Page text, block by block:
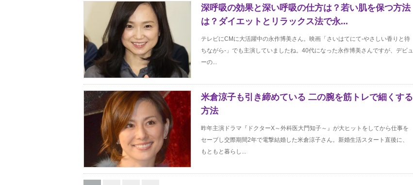
深呼吸の効果と深い呼吸の仕方は？若い肌を保つ方法
は？ダイエットとリラックス法で永...
テレビにCMに大活躍中の永作博美さん。映画「さいはてにて-やさしい香りと待
ちながら-」でも主演していましたね。40代になった永作博美さんですが、デビュ
ーの...
米倉涼子も引き締めている 二の腕を筋トレで細くする
方法
昨年主演ドラマ『ドクターX～外科医大門知子～』が大ヒットをしてから仕事を
セーブし交際期間2年で電撃結婚した米倉涼子さん。新婚生活スタート直後に、
もともと暮らし...